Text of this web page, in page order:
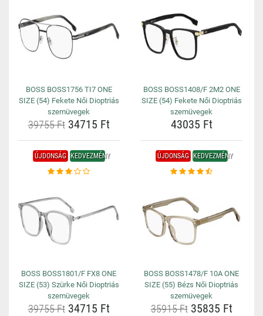
BOSS BOSS1756 TI7 ONE
SIZE (54) Fekete Női Dioptriás
szemüvegek
39755 Ft34715 Ft
BOSS BOSS1408/F 2M2 ONE
SIZE (54) Fekete Női Dioptriás
szemüvegek
43035 Ft
ÚJDONSÁG KEDVEZMÉNY
BOSS BOSS1801/F FX8 ONE
SIZE (53) Szürke Női Dioptriás
szemüvegek
39755 Ft34715 Ft
ÚJDONSÁG KEDVEZMÉNY
BOSS BOSS1478/F 10A ONE
SIZE (55) Bézs Női Dioptriás
szemüvegek
35915 Ft35835 Ft